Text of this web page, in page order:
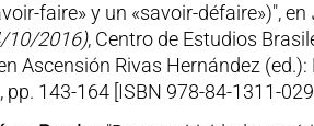
faire» y un «savoir-défaire»)", en
10/2016), Centro de Estudios
Ascensión Rivas Hernández
pp. 143-164 [ISBN 978-84-1311-